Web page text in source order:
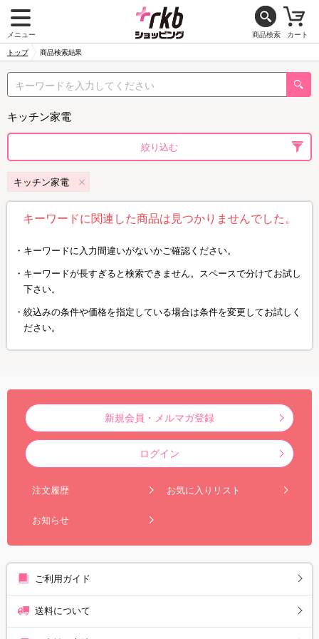
メニュー 商品検索 カート
トップ 商品検索結果
キッチン家電
絞り込む
キッチン家電
キーワードに関連した商品は見つかりませんでした。
キーワードに入力間違いがないかご確認ください。
キーワードが長すぎると検索できません。スペースで分けてお試し
下さい。
絞込みの条件や価格を指定している場合は条件を変更してお試しく
ださい。
新規会員・メルマガ登録
ログイン
注文履歴 お気に入りリスト
お知らせ
ご利用ガイド
送料について